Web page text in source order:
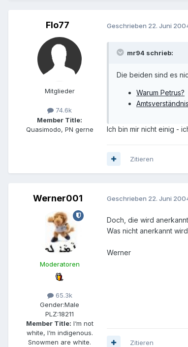
Flo77
Mitglieder
74.6k
Member Title:
Quasimodo, PN gerne
Geschrieben 22. Juni
mr94 schrieb:
Die beiden sind es
Warum Petrus?
Amtsverständnis
Ich bin mir nicht einig -
Zitieren
Werner001
Moderatoren
65.3k
Gender:Male
PLZ:18211
Member Title: I‘m not
white, I‘m indigenous.
Snowmen are white.
Geschrieben 22. Juni
Doch, die wird
Was nicht anerkannt
Werner
Zitieren